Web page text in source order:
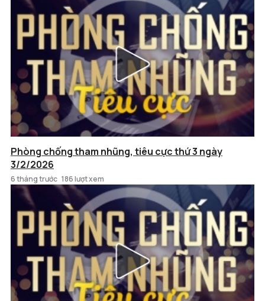
Phòng chống tham nhũng, tiêu cực thứ 3 ngày
3/2/2026
6 tháng trước 186 lượt xem